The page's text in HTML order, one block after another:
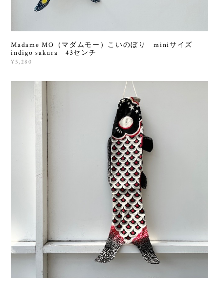
Madame MO（マダムモー）こいのぼり miniサイズ
indigo sakura 43センチ
¥5,280